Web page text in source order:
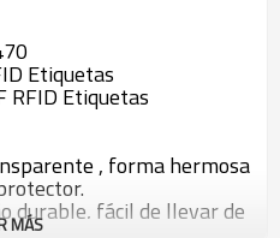
Etiquetas
RFID Etiquetas
, forma hermosa
durable, fácil de llevar de
MÁS